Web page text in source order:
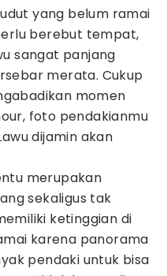
yang belum ramai
berebut tempat,
sangat panjang
merata. Cukup
momen
foto pendakianmu
dijamin akan
merupakan
sekaligus tak
ketinggian di
karena panorama
pendaki untuk bisa